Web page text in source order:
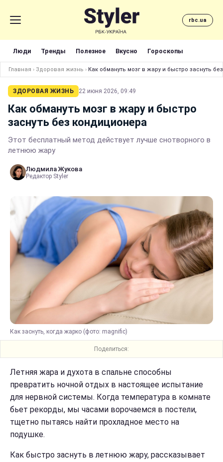
rbc.ua
Люди Тренды Полезное Вкусно Гороскопы
Главная › Здоровая жизнь › Как обмануть мозг в жару и быстро заснуть
ЗДОРОВАЯ ЖИЗНЬ 22 июня 2026, 09:49
Как обмануть мозг в жару и быстро
заснуть без кондиционера
Этот бесплатный метод действует лучше снотворного в
летнюю жару
Людмила Жукова
Редактор Styler
Как заснуть, когда жарко (фото: magnific)
Поделиться:
Летняя жара и духота в спальне способны
превратить ночной отдых в настоящее испытание
для нервной системы. Когда температура в комнате
бьет рекорды, мы часами ворочаемся в постели,
тщетно пытаясь найти прохладное место на
подушке.
Как быстро заснуть в летнюю жару, рассказывает